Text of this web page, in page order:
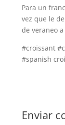
Para un
vez que le
de veraneo a
#croissant
#spanish
Enviar